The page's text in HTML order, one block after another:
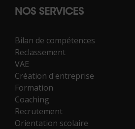
NOS SERVICES
Bilan de compétences
Reclassement
VAE
Création d'entreprise
Formation
Coaching
Recrutement
Orientation scolaire